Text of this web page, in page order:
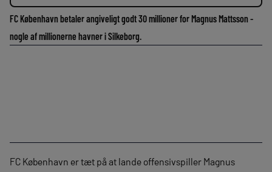
FC København betaler angiveligt godt 30 millioner for Magnus Mattsson -
nogle af millionerne havner i Silkeborg.
FC København er tæt på at lande offensivspiller Magnus